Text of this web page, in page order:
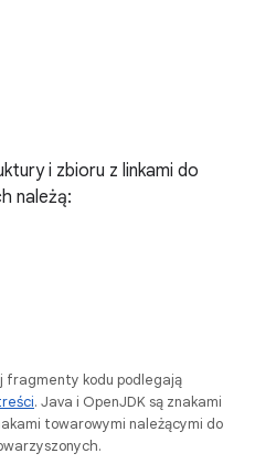
i zbioru z linkami do
należą:
fragmenty kodu podlegają
. Java i OpenJDK są znakami
towarowymi należącymi do